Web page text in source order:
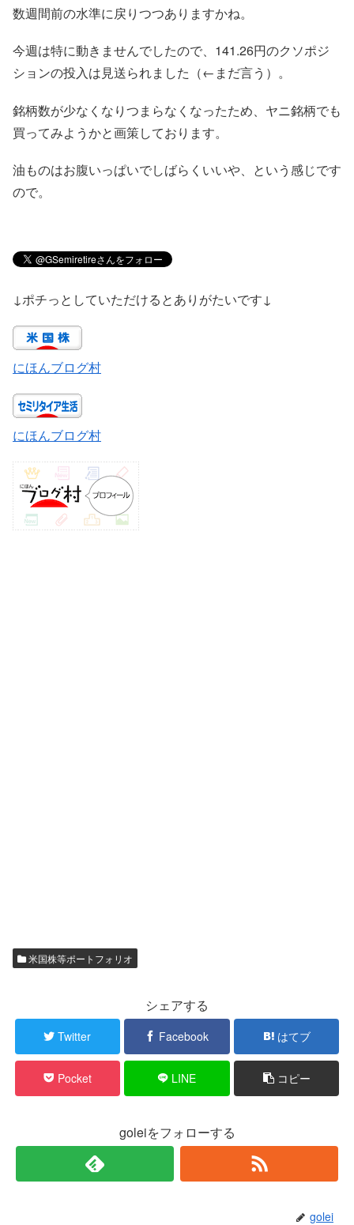
数週間前の水準に戻りつつありますかね。
今週は特に動きませんでしたので、141.26円のクソポジ
ションの投入は見送られました（←まだ言う）。
銘柄数が少なくなりつまらなくなったため、ヤニ銘柄でも
買ってみようかと画策しております。
油ものはお腹いっぱいでしばらくいいや、という感じです
ので。
↓ポチっとしていただけるとありがたいです↓
にほんブログ村
にほんブログ村
米国株等ポートフォリオ
シェアする
Twitter Facebook はてブ
Pocket LINE コピー
goleiをフォローする
golei